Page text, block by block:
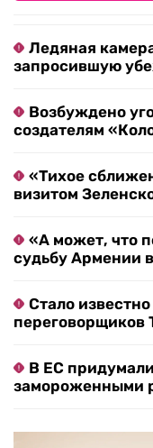
Ледяная
запросившую
Возбуждено
создателям
«Тихое
визитом
«А может, что
судьбу Армении
Стало
переговорщиков
В ЕС
замороженными